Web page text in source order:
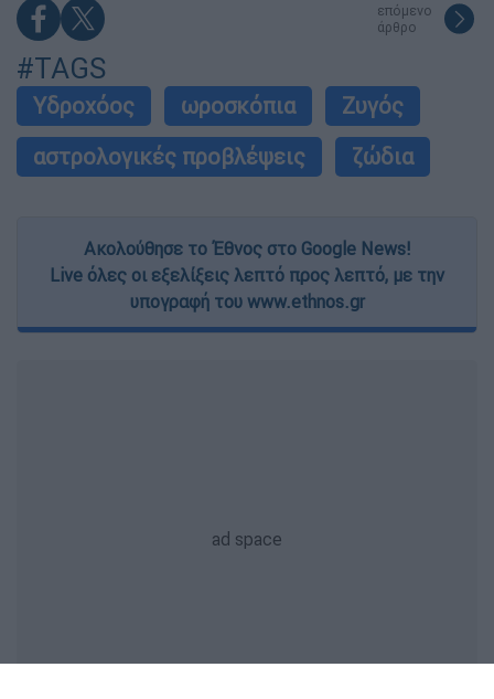
επόμενο
άρθρο
#TAGS
Υδροχόος ωροσκόπια
Ζυγός
αστρολογικές προβλέψεις
ζώδια
Ακολούθησε το Έθνος στο Google News!
Live όλες οι εξελίξεις λεπτό προς λεπτό, με την
υπογραφή του www.ethnos.gr